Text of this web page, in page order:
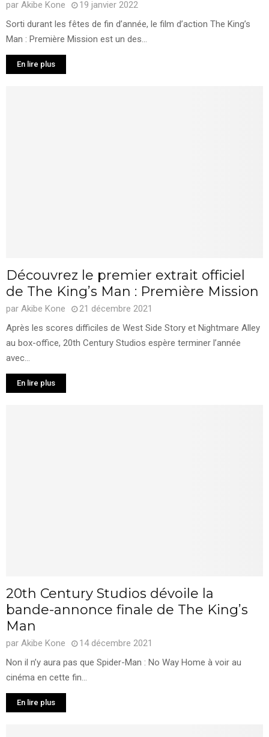
par Akibe Kone
19 janvier 2022
Sorti durant les fêtes de fin d’année, le film d’action The King’s
Man : Première Mission est un des...
En lire plus
Découvrez le premier extrait officiel
de The King’s Man : Première Mission
par Akibe Kone
21 décembre 2021
Après les scores difficiles de West Side Story et Nightmare Alley
au box-office, 20th Century Studios espère terminer l’année
avec...
En lire plus
20th Century Studios dévoile la
bande-annonce finale de The King’s
Man
par Akibe Kone
14 décembre 2021
Non il n’y aura pas que Spider-Man : No Way Home à voir au
cinéma en cette fin...
En lire plus